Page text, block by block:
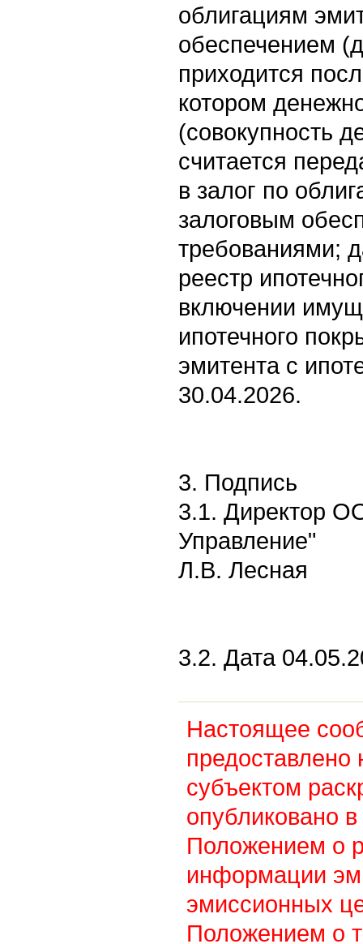
облигациям
обеспечением
приходится
котором
(совокупность
считается
в залог по
залоговым
требованиями;
реестр
включении
ипотечного
эмитента с
30.04.2026.
3. Подпись
3.1. Директор
Управление"
Л.В. Лесная
3.2. Дата
Настоящее
предоставлено
субъектом
опубликовано в
Положением о
информации
эмиссионных
Положением о